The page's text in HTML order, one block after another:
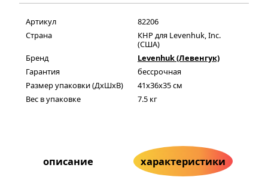
Артикул
82206
Страна
КНР для Levenhuk, Inc.
(США)
Бренд
Levenhuk (Левенгук)
Гарантия
бессрочная
Размер упаковки (ДxШxВ)
41x36x35 см
Вес в упаковке
7.5 кг
описание характеристики